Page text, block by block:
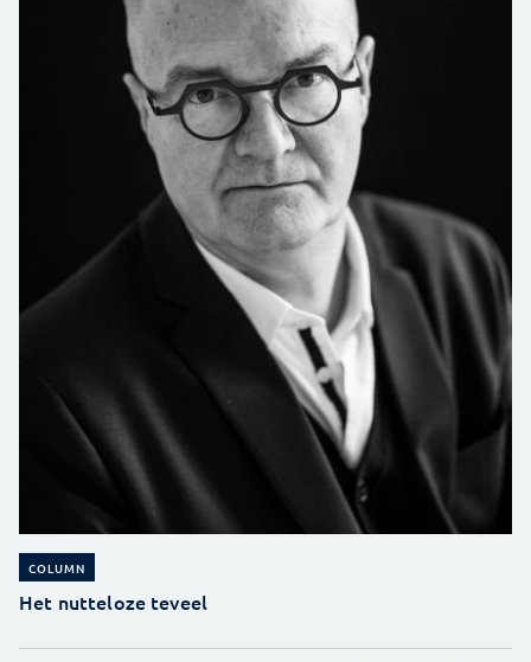
COLUMN
Het nutteloze teveel